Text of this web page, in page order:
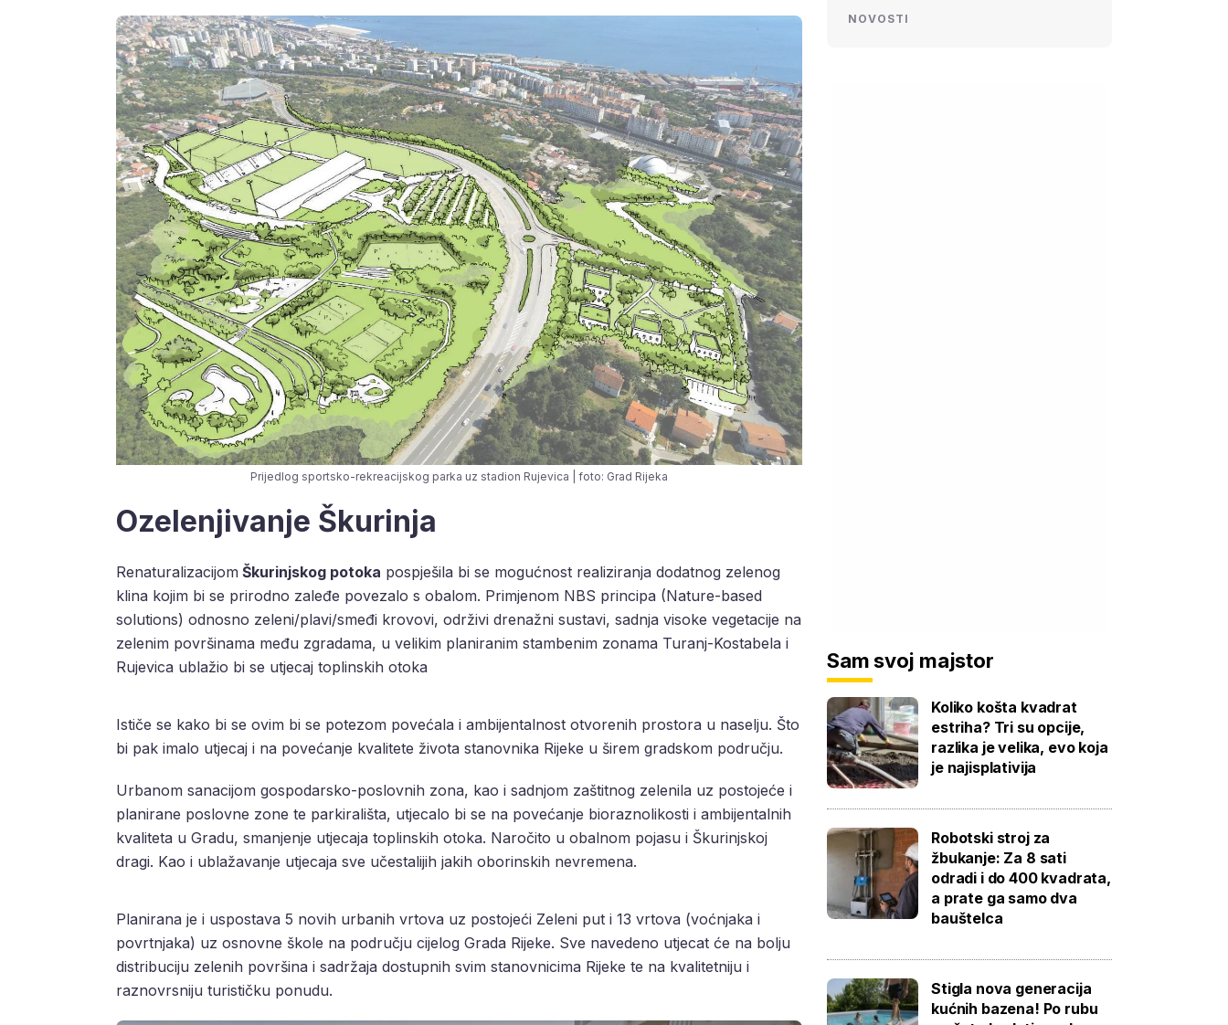
Prijedlog sportsko-rekreacijskog parka uz stadion Rujevica | foto: Grad Rijeka
Ozelenjivanje Škurinja
Renaturalizacijom Škurinjskog potoka pospješila bi se mogućnost realiziranja dodatnog zelenog
klina kojim bi se prirodno zaleđe povezalo s obalom. Primjenom NBS principa (Nature-based
solutions) odnosno zeleni/plavi/smeđi krovovi, održivi drenažni sustavi, sadnja visoke vegetacije na
zelenim površinama među zgradama, u velikim planiranim stambenim zonama Turanj-Kostabela i
Rujevica ublažio bi se utjecaj toplinskih otoka
Ističe se kako bi se ovim bi se potezom povećala i ambijentalnost otvorenih prostora u naselju. Što
bi pak imalo utjecaj i na povećanje kvalitete života stanovnika Rijeke u širem gradskom području.
Urbanom sanacijom gospodarsko-poslovnih zona, kao i sadnjom zaštitnog zelenila uz postojeće i
planirane poslovne zone te parkirališta, utjecalo bi se na povećanje bioraznolikosti i ambijentalnih
kvaliteta u Gradu, smanjenje utjecaja toplinskih otoka. Naročito u obalnom pojasu i Škurinjskoj
dragi. Kao i ublažavanje utjecaja sve učestalijih jakih oborinskih nevremena.
Planirana je i uspostava 5 novih urbanih vrtova uz postojeći Zeleni put i 13 vrtova (voćnjaka i
povrtnjaka) uz osnovne škole na području cijelog Grada Rijeke. Sve navedeno utjecat će na bolju
distribuciju zelenih površina i sadržaja dostupnih svim stanovnicima Rijeke te na kvalitetniju i
raznovrsniju turističku ponudu.
NOVOSTI
Sam svoj majstor
Koliko košta kvadrat
estriha? Tri su opcije,
razlika je velika, evo koja
je najisplativija
Robotski stroj za
žbukanje: Za 8 sati
odradi i do 400 kvadrata,
a prate ga samo dva
bauštelca
Stigla nova generacija
kućnih bazena! Po rubu